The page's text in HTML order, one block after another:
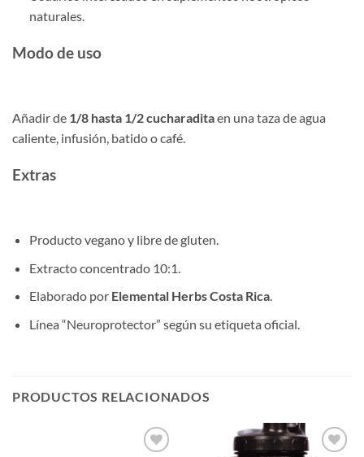
naturales.
Modo de uso
Añadir de 1/8 hasta 1/2 cucharaditaen una taza de agua
caliente, infusión, batido o café.
Extras
Producto vegano y libre de gluten.
Extracto concentrado 10:1.
Elaborado por Elemental Herbs Costa Rica.
Línea “Neuroprotector” según su etiqueta oficial.
PRODUCTOS RELACIONADOS